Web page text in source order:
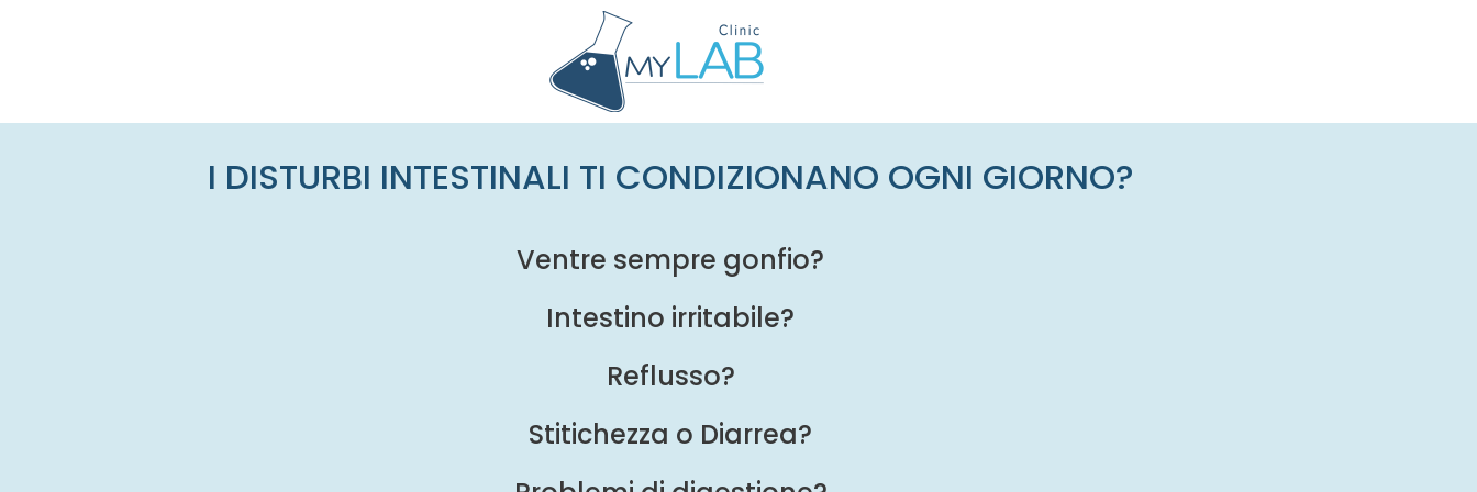
I DISTURBI INTESTINALI TI CONDIZIONANO OGNI GIORNO?
Ventre sempre gonfio?
Intestino irritabile?
Reflusso?
Stitichezza o Diarrea?